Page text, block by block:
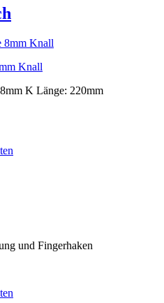
Knall
K Länge: 220mm
und Fingerhaken